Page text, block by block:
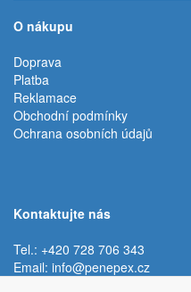
O nákupu
Doprava
Platba
Reklamace
Obchodní podmínky
Ochrana osobních údajů
Kontaktujte nás
Tel.: +420 728 706 343
Email: info@penepex.cz